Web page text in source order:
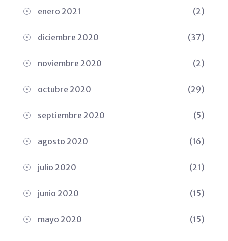
enero 2021 (2)
diciembre 2020 (37)
noviembre 2020 (2)
octubre 2020 (29)
septiembre 2020 (5)
agosto 2020 (16)
julio 2020 (21)
junio 2020 (15)
mayo 2020 (15)